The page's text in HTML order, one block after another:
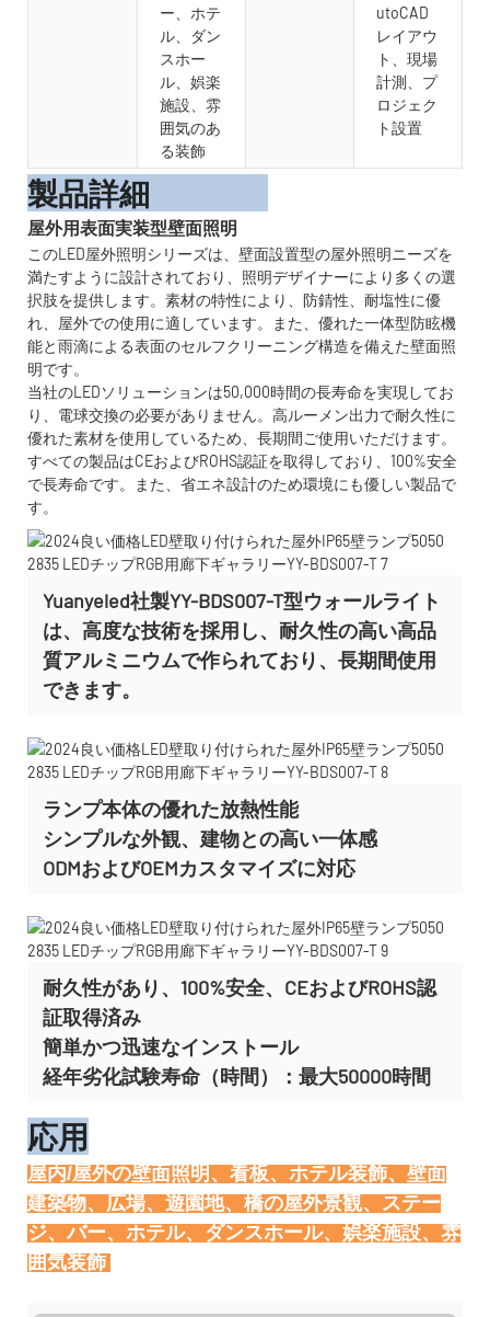
ー、ホテ
ル、ダン
スホー
ル、娯楽
施設、雰
囲気のあ
る装飾
utoCAD
レイアウ
ト、現場
計測、プ
ロジェク
ト設置
製品詳細
屋外用表面実装型壁面照明
このLED屋外照明シリーズは、壁面設置型の屋外照明ニーズを
満たすように設計されており、照明デザイナーにより多くの選
択肢を提供します。素材の特性により、防錆性、耐塩性に優
れ、屋外での使用に適しています。また、優れた一体型防眩機
能と雨滴による表面のセルフクリーニング構造を備えた壁面照
明です。
当社のLEDソリューションは50,000時間の長寿命を実現してお
り、電球交換の必要がありません。高ルーメン出力で耐久性に
優れた素材を使用しているため、長期間ご使用いただけます。
すべての製品はCEおよびROHS認証を取得しており、100%安全
で長寿命です。また、省エネ設計のため環境にも優しい製品で
す。
Yuanyeled社製YY-BDS007-T型ウォールライト
は、高度な技術を採用し、耐久性の高い高品
質アルミニウムで作られており、長期間使用
できます。
ランプ本体の優れた放熱性能
シンプルな外観、建物との高い一体感
ODMおよびOEMカスタマイズに対応
耐久性があり、100%安全、CEおよびROHS認
証取得済み
簡単かつ迅速なインストール
経年劣化試験寿命（時間）：最大50000時間
応用
屋内/屋外の壁面照明、看板、ホテル装飾、壁面
建築物、広場、遊園地、橋の屋外景観、ステー
ジ、バー、ホテル、ダンスホール、娯楽施設、雰
囲気装飾